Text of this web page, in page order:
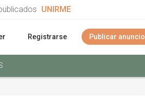
UNIRME
Registrarse Publicar anuncio